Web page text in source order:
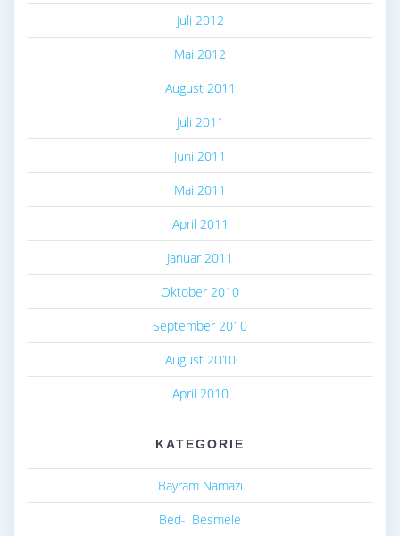
Juli 2012
Mai 2012
August 2011
Juli 2011
Juni 2011
Mai 2011
April 2011
Januar 2011
Oktober 2010
September 2010
August 2010
April 2010
KATEGORIE
Bayram Namazı
Bed-i Besmele